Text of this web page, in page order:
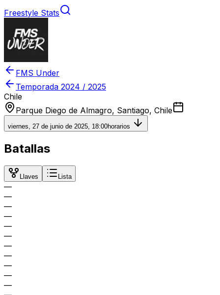
Freestyle Stats
FMS Under
Temporada 2024 / 2025
Chile
Parque Diego de Almagro, Santiago, Chile
viernes, 27 de junio de 2025, 18:00horarios
Batallas
Llaves Lista
—
—
—
—
—
—
—
—
—
—
—